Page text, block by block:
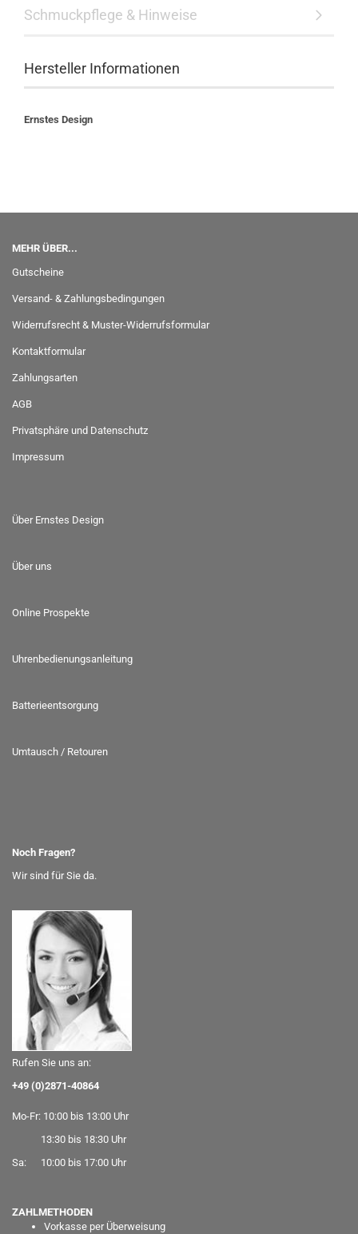
Schmuckpflege & Hinweise
Hersteller Informationen
Ernstes Design
MEHR ÜBER...
Gutscheine
Versand- & Zahlungsbedingungen
Widerrufsrecht & Muster-Widerrufsformular
Kontaktformular
Zahlungsarten
AGB
Privatsphäre und Datenschutz
Impressum
Über Ernstes Design
Über uns
Online Prospekte
Uhrenbedienungsanleitung
Batterieentsorgung
Umtausch / Retouren
Noch Fragen?
Wir sind für Sie da.
Rufen Sie uns an:
+49 (0)2871-40864
Mo-Fr: 10:00 bis 13:00 Uhr
13:30 bis 18:30 Uhr
Sa: 10:00 bis 17:00 Uhr
ZAHLMETHODEN
Vorkasse per Überweisung